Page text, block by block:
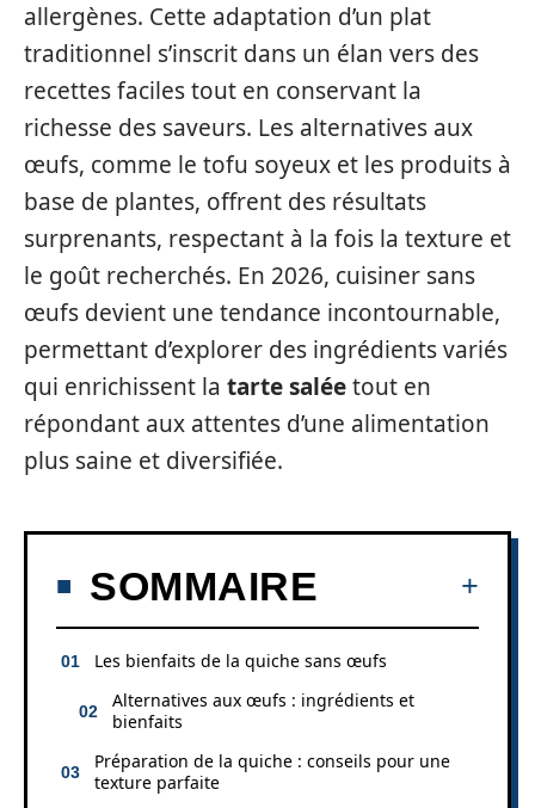
allergènes. Cette adaptation d’un plat
traditionnel s’inscrit dans un élan vers des
recettes faciles tout en conservant la
richesse des saveurs. Les alternatives aux
œufs, comme le tofu soyeux et les produits à
base de plantes, offrent des résultats
surprenants, respectant à la fois la texture et
le goût recherchés. En 2026, cuisiner sans
œufs devient une tendance incontournable,
permettant d’explorer des ingrédients variés
qui enrichissent la tarte saléetout en
répondant aux attentes d’une alimentation
plus saine et diversifiée.
SOMMAIRE
Les bienfaits de la quiche sans œufs
Alternatives aux œufs : ingrédients et
bienfaits
Préparation de la quiche : conseils pour une
texture parfaite